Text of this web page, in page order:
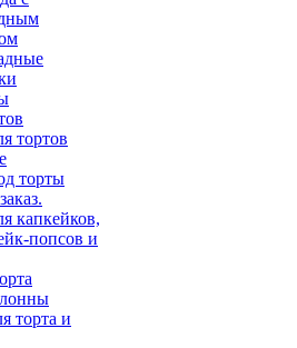
тортов
торты
капкейков,
попсов и
торта и